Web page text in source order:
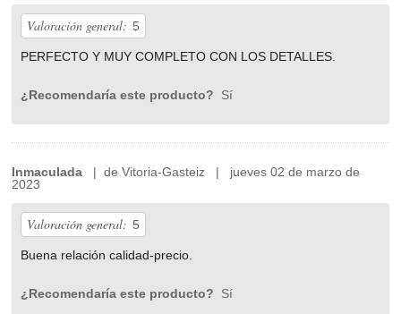
Valoración general: 5
PERFECTO Y MUY COMPLETO CON LOS DETALLES.
¿Recomendaría este producto? Sí
Inmaculada | de Vitoria-Gasteiz | jueves 02 de marzo de
2023
Valoración general: 5
Buena relación calidad-precio.
¿Recomendaría este producto? Sí